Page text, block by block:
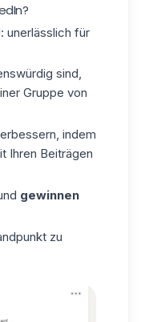
: unerlässlich für
sind,
Gruppe von
indem
Ihren Beiträgen
gewinnen
zu